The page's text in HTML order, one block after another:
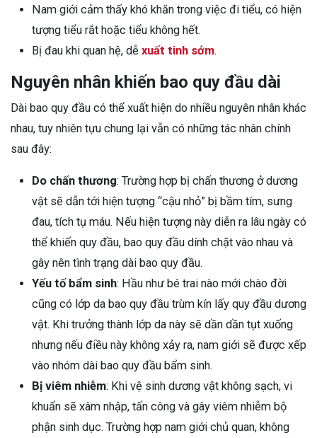
Nam giới cảm thấy khó khăn trong việc đi tiểu, có hiện
tượng tiểu rắt hoặc tiểu không hết.
Bị đau khi quan hệ, dễ xuất tinh sớm.
Nguyên nhân khiến bao quy đầu dài
Dài bao quy đầu có thể xuất hiện do nhiều nguyên nhân khác
nhau, tuy nhiên tựu chung lại vẫn có những tác nhân chính
sau đây:
Do chấn thương: Trường hợp bị chấn thương ở dương
vật sẽ dẫn tới hiện tượng “cậu nhỏ” bị bầm tím, sưng
đau, tích tụ máu. Nếu hiện tượng này diễn ra lâu ngày có
thể khiến quy đầu, bao quy đầu dính chặt vào nhau và
gây nên tình trạng dài bao quy đầu.
Yếu tố bẩm sinh: Hầu như bé trai nào mới chào đời
cũng có lớp da bao quy đầu trùm kín lấy quy đầu dương
vật. Khi trưởng thành lớp da này sẽ dần dần tụt xuống
nhưng nếu điều này không xảy ra, nam giới sẽ được xếp
vào nhóm dài bao quy đầu bẩm sinh.
Bị viêm nhiễm: Khi vệ sinh dương vật không sạch, vi
khuẩn sẽ xâm nhập, tấn công và gây viêm nhiễm bộ
phận sinh dục. Trường hợp nam giới chủ quan, không